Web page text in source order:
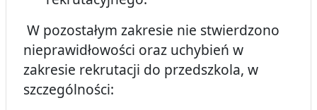
W pozostałym zakresie nie stwierdzono
nieprawidłowości oraz uchybień w
zakresie rekrutacji do przedszkola, w
szczególności: